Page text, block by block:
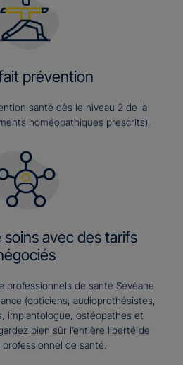
prévention
santé dès le niveau 2 de la
homéopathiques prescrits).
soins avec des tarifs
professionnels de santé Sévéane
(opticiens, audioprothésistes,
implantologue, ostéopathes et
bien sûr l’entière liberté de
de santé.